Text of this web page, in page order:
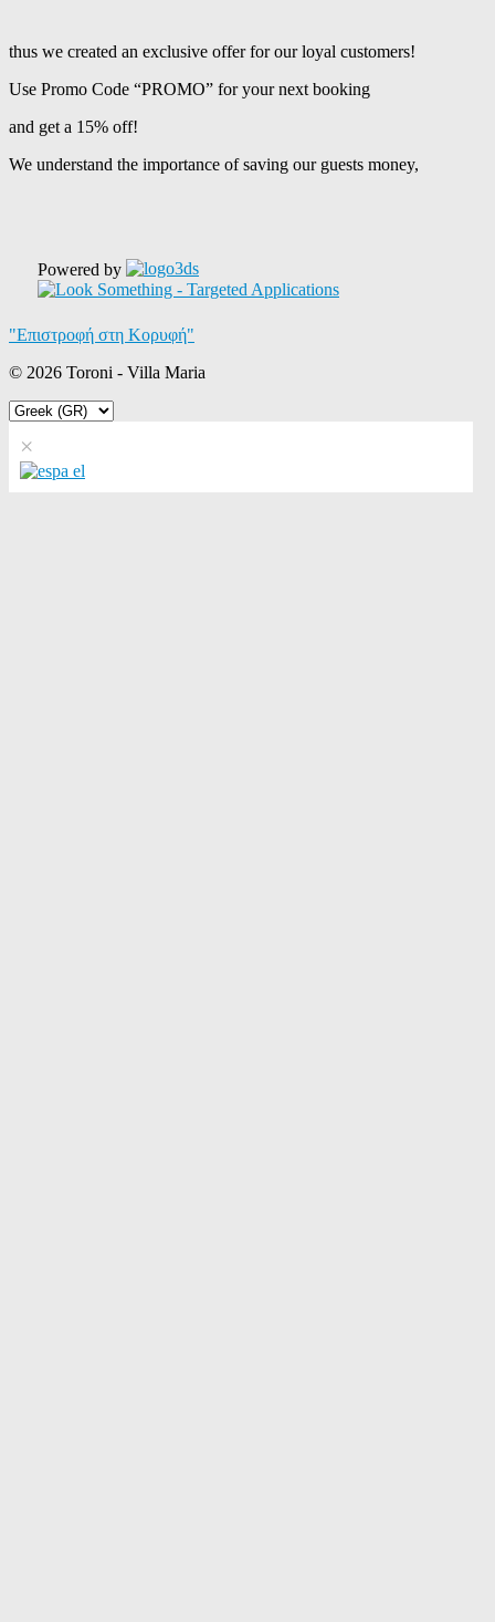
thus we created an exclusive offer for our loyal customers!
Use Promo Code “PROMO” for your next booking
and get a 15% off!
We understand the importance of saving our guests money,
Powered by
"Επιστροφή στη Κορυφή"
© 2026 Toroni - Villa Maria
×